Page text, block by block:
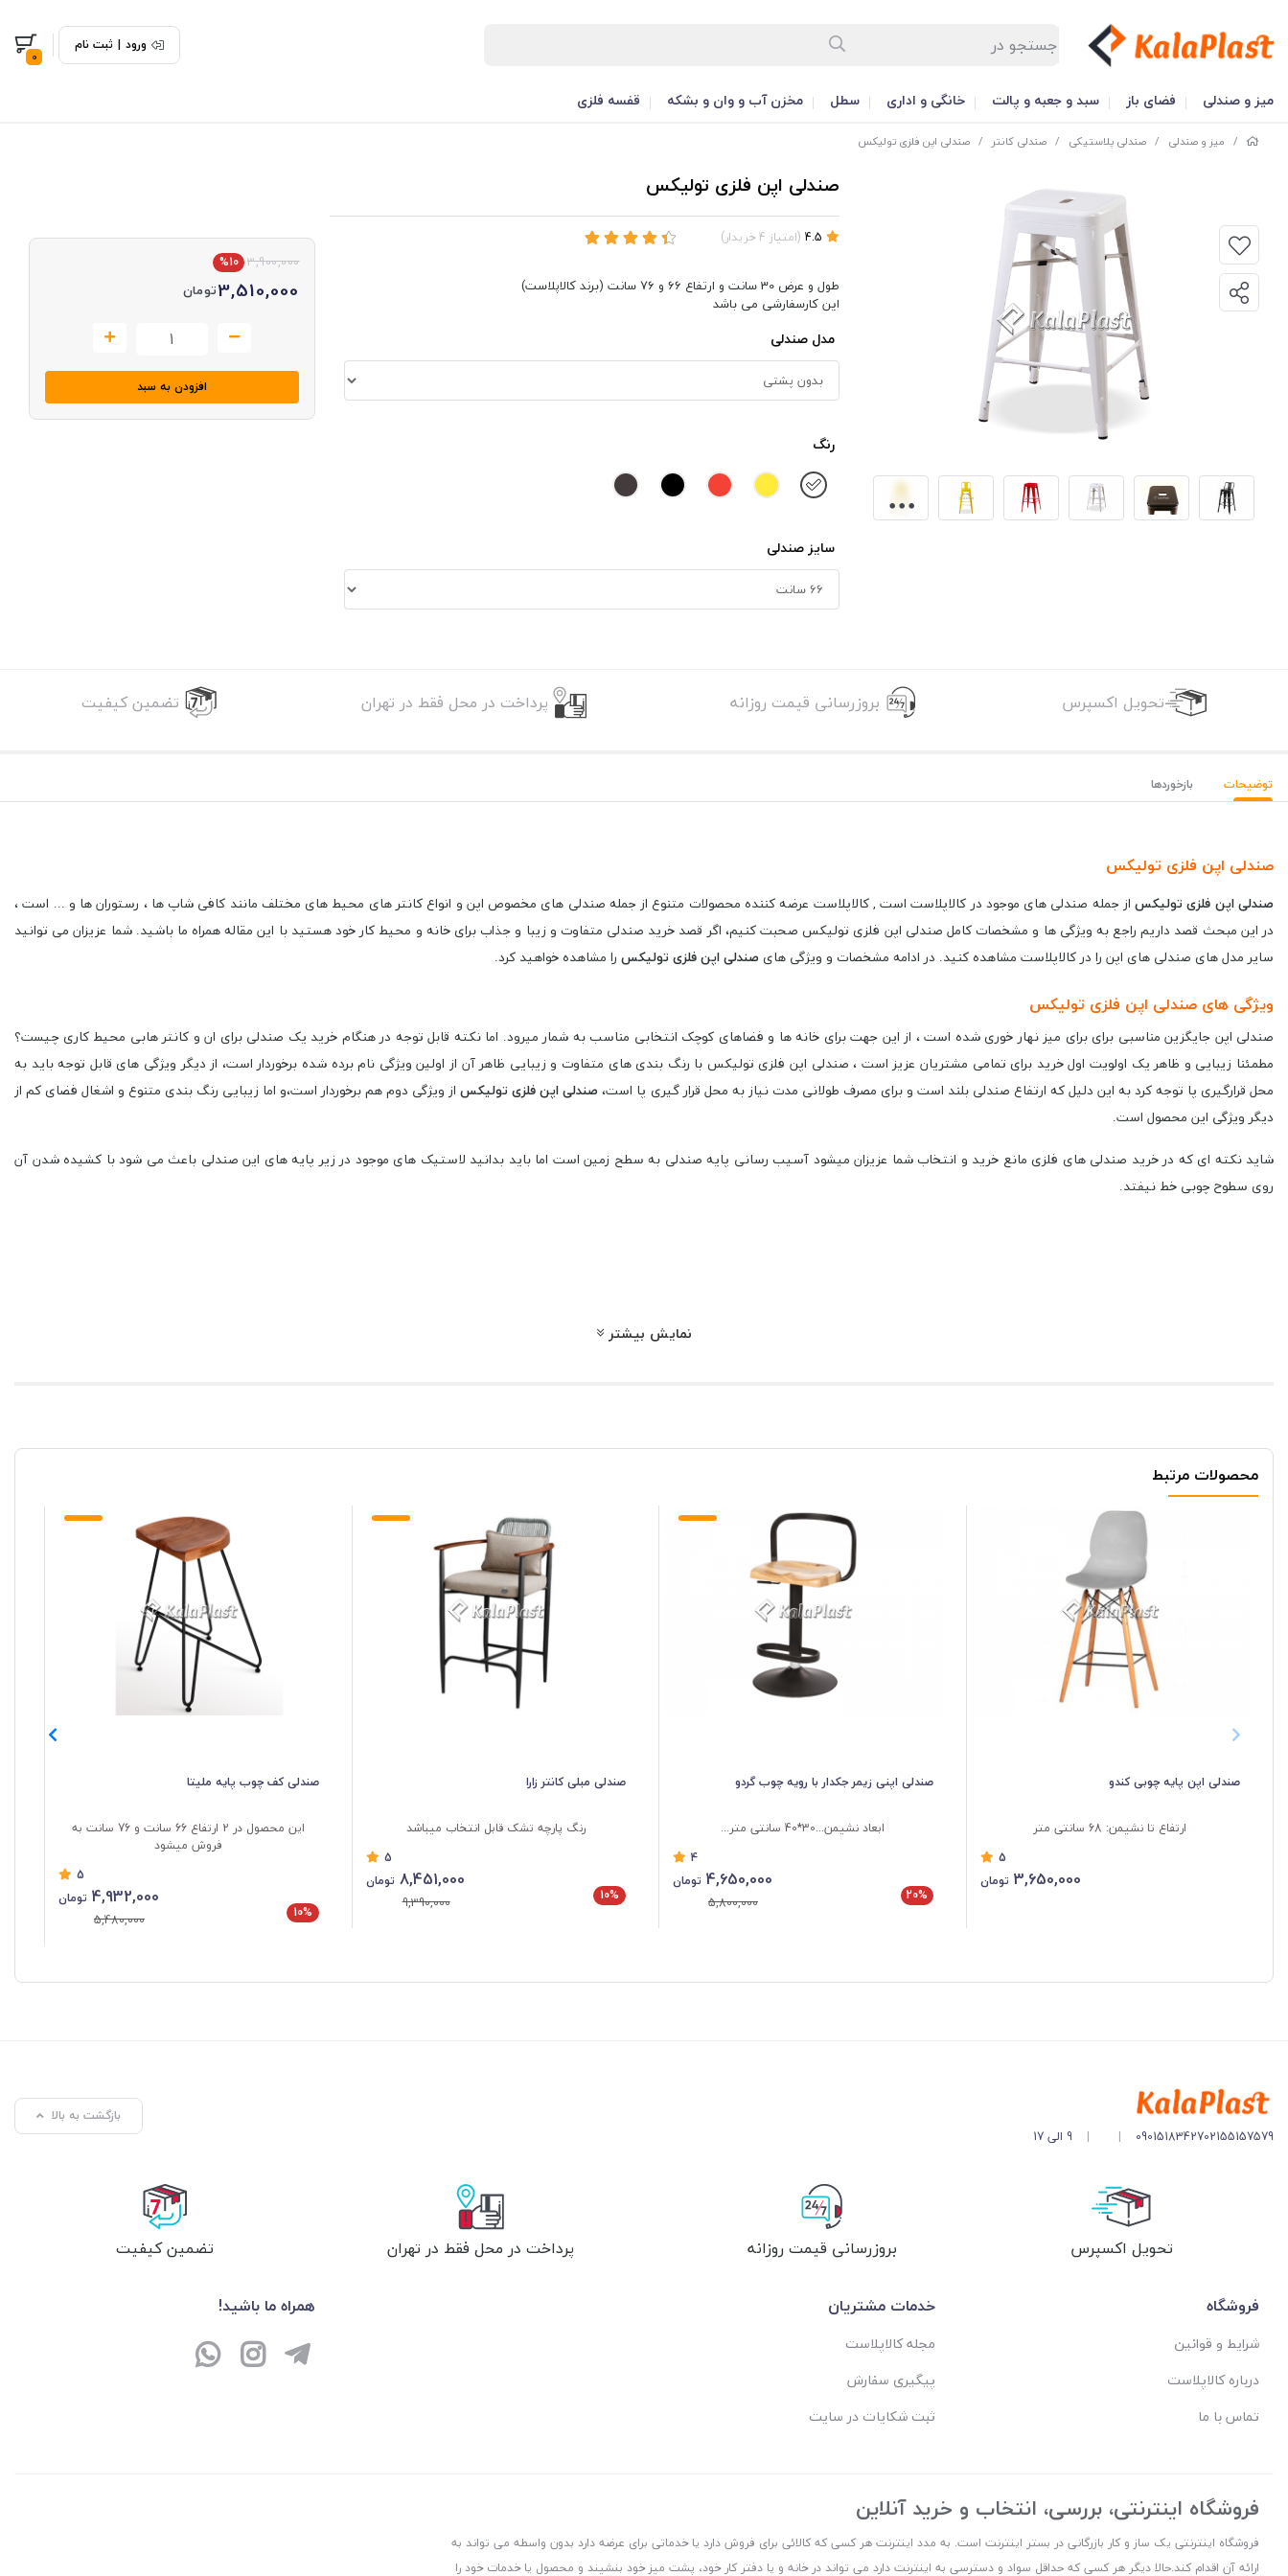
ورود | ثبت نام
0
میز و صندلی فضای باز سبد و جعبه و پالت خانگی و اداری سطل مخزن آب و وان و بشکه قفسه فلزی
/ میز و صندلی / صندلی پلاستیکی / صندلی کانتر / صندلی اپن فلزی تولیکس
صندلی اپن فلزی تولیکس
(امتیاز 4خریدار)
طول و عرض 30 سانت و ارتفاع 66 و 76 سانت (برند کالاپلاست)
این کارسفارشی می باشد
مدل صندلی
رنگ
سایز صندلی
3,900,000
%10
3,510,000تومان
افزودن به سبد
تحویل اکسپرس بروزرسانی قیمت روزانه پرداخت در محل فقط در تهران تضمین کیفیت
توضیحات بازخوردها
صندلی اپن فلزی تولیکس
صندلی اپن فلزی تولیکساز جمله صندلی های موجود در کالاپلاست است , کالاپلاست عرضه کننده محصولات متنوع از جمله صندلی های مخصوص اپن و انواع کانتر های محیط های مختلف مانند کافی شاپ ها ، رستوران ها و ... است ،
در این مبحث قصد داریم راجع به ویژگی ها و مشخصات کامل صندلی اپن فلزی تولیکس صحبت کنیم، اگر قصد خرید صندلی متفاوت و زیبا و جذاب برای خانه و محیط کار خود هستید با این مقاله همراه ما باشید. شما عزیزان می توانید
سایر مدل های صندلی های اپن را در کالاپلاست مشاهده کنید. در ادامه مشخصات و ویژگی های صندلی اپن فلزی تولیکس را مشاهده خواهید کرد.
ویژگی های صندلی اپن فلزی تولیکس
صندلی اپن جایگزین مناسبی برای برای میز نهار خوری شده است ، از این جهت برای خانه ها و فضاهای کوچک انتخابی مناسب به شمار میرود. اما نکته قابل توجه در هنگام خرید یک صندلی برای ان و کانتر هابی محیط کاری چیست؟
مطمئنا زیبایی و ظاهر یک اولویت اول خرید برای تمامی مشتریان عزیز است ، صندلی اپن فلزی تولیکس با رنگ بندی های متفاوت و زیبایی ظاهر آن از اولین ویژگی نام برده شده برخوردار است، از دیگر ویژگی های قابل توجه باید به
محل قرارگیری پا توجه کرد به این دلیل که ارتفاع صندلی بلند است و برای مصرف طولانی مدت نیاز به محل قرار گیری پا است، صندلی اپن فلزی تولیکساز ویژگی دوم هم برخوردار است،و اما زیبایی رنگ بندی متنوع و اشغال فضای کم از
دیگر ویژگی این محصول است.
شاید نکته ای که در خرید صندلی های فلزی مانع خرید و انتخاب شما عزیزان میشود آسیب رسانی پایه صندلی به سطح زمین است اما باید بدانید لاستیک های موجود در زیر پایه های این صندلی باعث می شود با کشیده شدن آن
روی سطوح چوبی خط نیفتد.
نمایش بیشتر
محصولات مرتبط
صندلی اپن پایه چوبی کندو
ارتفاع تا نشیمن: 68 سانتی متر
5
3,650,000 تومان
صندلی اپنی زیمر جکدار با رویه چوب گردو
ابعاد نشیمن...30*40 سانتی متر...
4
20%
4,650,000 تومان
5,800,000
صندلی مبلی کانتر زارا
رنگ پارچه تشک قابل انتخاب میباشد
5
10%
8,451,000 تومان
9,390,000
صندلی کف چوب پایه ملیتا
این محصول در 2 ارتفاع 66 سانت و 76 سانت به
فروش میشود
5
10%
4,932,000 تومان
5,480,000
02155157579
09015183427
|
| 9 الی 17
بازگشت به بالا
تحویل اکسپرس بروزرسانی قیمت روزانه پرداخت در محل فقط در تهران تضمین کیفیت
فروشگاه
شرایط و قوانین
درباره کالاپلاست
تماس با ما
خدمات مشتریان
مجله کالاپلاست
پیگیری سفارش
ثبت شکایات در سایت
همراه ما باشید!
فروشگاه اینترنتی، بررسی، انتخاب و خرید آنلاین
فروشگاه اینترنتی یک ساز و کار بازرگانی در بستر اینترنت است. به مدد اینترنت هر کسی که کالائی برای فروش دارد یا خدماتی برای عرضه دارد بدون واسطه می تواند به
ارائه آن اقدام کند.حالا دیگر هر کسی که حداقل سواد و دسترسی به اینترنت دارد می تواند در خانه و یا دفتر کار خود، پشت میز خود بنشیند و محصول یا خدمات خود را